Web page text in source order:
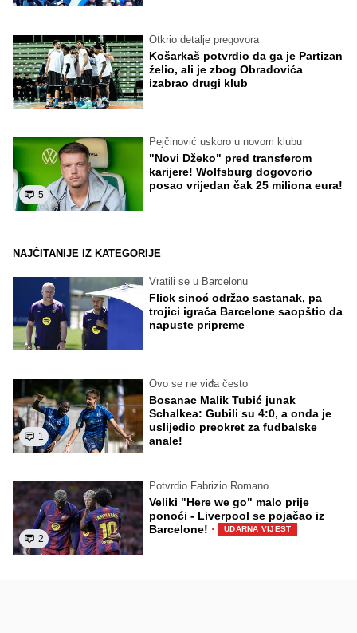
Otkrio detalje pregovora
Košarkaš potvrdio da ga je Partizan
želio, ali je zbog Obradovića
izabrao drugi klub
5
Pejčinović uskoro u novom klubu
"Novi Džeko" pred transferom
karijere! Wolfsburg dogovorio
posao vrijedan čak 25 miliona eura!
NAJČITANIJE IZ KATEGORIJE
Vratili se u Barcelonu
Flick sinoć održao sastanak, pa
trojici igrača Barcelone saopštio da
napuste pripreme
1
Ovo se ne viđa često
Bosanac Malik Tubić junak
Schalkea: Gubili su 4:0, a onda je
uslijedio preokret za fudbalske
anale!
2
Potvrdio Fabrizio Romano
Veliki "Here we go" malo prije
ponoći - Liverpool se pojačao iz
Barcelone! · UDARNA VIJEST